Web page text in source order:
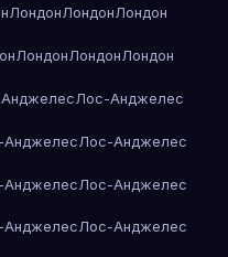
ЛондонЛондонЛондон
ЛондонЛондонЛондон
Лос-Анджелес
АнджелесЛос-Анджелес
АнджелесЛос-Анджелес
АнджелесЛос-Анджелес